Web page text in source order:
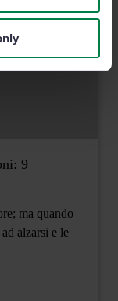
9
ma quando
alzarsi e le